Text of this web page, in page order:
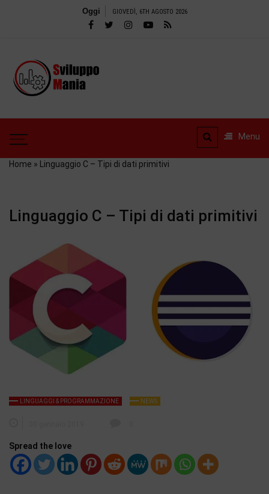
Oggi GIOVEDÌ, 6TH AGOSTO 2026
professionale
Tecnologia!
professionale dedicato
alla Tecnologia! Tools –
Recensioni e tanto altro
Menu
Home » Linguaggio C – Tipi di dati primitivi
Linguaggio C – Tipi di dati primitivi
LINGUAGGI & PROGRAMMAZIONE NEWS
Spread the love